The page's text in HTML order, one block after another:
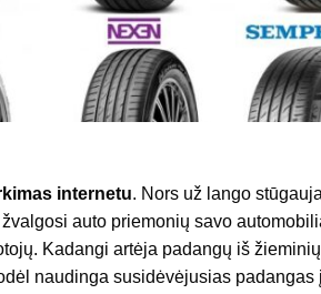
internetu. Nors už lango
auto priemonių savo
Kadangi artėja padangų iš
naudinga susidėvėjusias